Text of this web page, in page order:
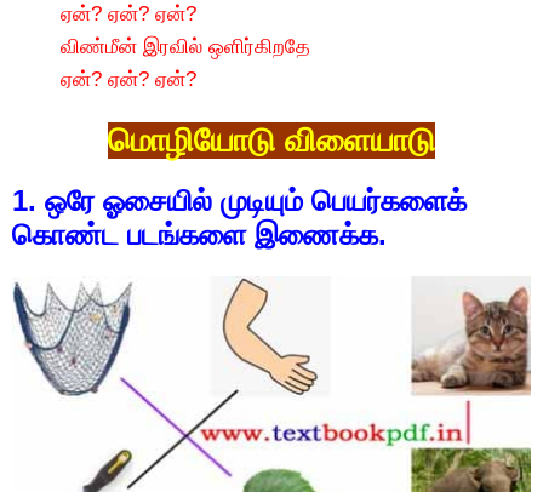
ஏன்? ஏன்? ஏன்?
விண்மீன் இரவில் ஒளிர்கிறதே
ஏன்? ஏன்? ஏன்?
மொழியோடு விளையாடு
1. ஒரே ஓசையில் முடியும் பெயர்களைக்
கொண்ட படங்களை இணைக்க.